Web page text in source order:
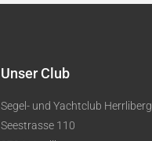
Unser Club
Segel- und Yachtclub Herrliberg
Seestrasse 110